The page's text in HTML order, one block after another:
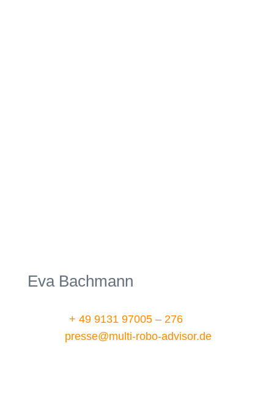
Eva Bachmann
+ 49 9131 97005 – 276
presse@multi-robo-advisor.de